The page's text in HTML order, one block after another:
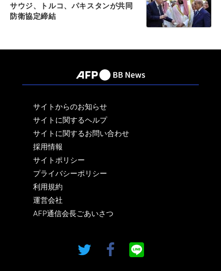
サウジ、トルコ、パキスタンが共同
防衛協定締結
サイトからのお知らせ
サイトに関するヘルプ
サイトに関するお問い合わせ
採用情報
サイトポリシー
プライバシーポリシー
利用規約
運営会社
AFP通信会長ごあいさつ